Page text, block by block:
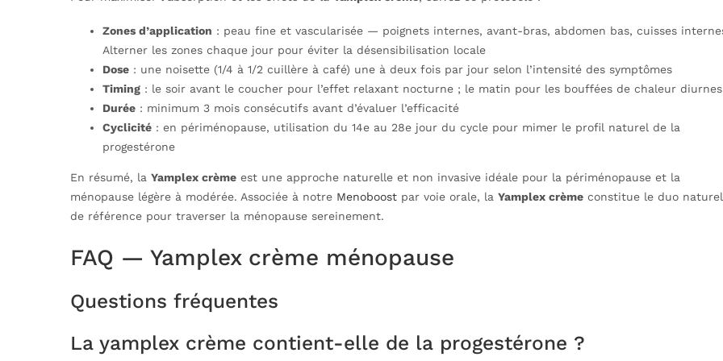
Zones d’application : peau fine et vascularisée — poignets internes, avant-bras, abdomen bas, cuisses
Alterner les zones chaque jour pour éviter la désensibilisation locale
Dose : une noisette (1/4 à 1/2 cuillère à café) une à deux fois par jour selon l’intensité des symptômes
Timing : le soir avant le coucher pour l’effet relaxant nocturne ; le matin pour les bouffées de chaleur diurnes
Durée : minimum 3 mois consécutifs avant d’évaluer l’efficacité
Cyclicité : en périménopause, utilisation du 14e au 28e jour du cycle pour mimer le profil naturel de la
progestérone
En résumé, la Yamplex crème est une approche naturelle et non invasive idéale pour la périménopause et la
ménopause légère à modérée. Associée à notre Menoboost par voie orale, la Yamplex crème constitue le duo naturel
de référence pour traverser la ménopause sereinement.
FAQ — Yamplex crème ménopause
Questions fréquentes
La yamplex crème contient-elle de la progestérone ?